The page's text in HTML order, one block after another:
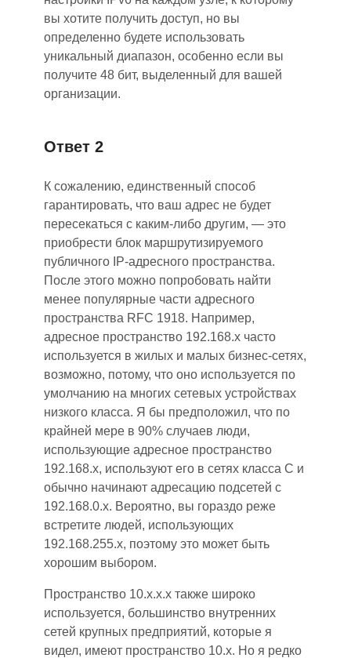
вы хотите получить доступ, но вы
определенно будете использовать
уникальный диапазон, особенно если вы
получите 48 бит, выделенный для вашей
организации.
Ответ 2
К сожалению, единственный способ
гарантировать, что ваш адрес не будет
пересекаться с каким-либо другим, — это
приобрести блок маршрутизируемого
публичного IP-адресного пространства.
После этого можно попробовать найти
менее популярные части адресного
пространства RFC 1918. Например,
адресное пространство 192.168.x часто
используется в жилых и малых бизнес-сетях,
возможно, потому, что оно используется по
умолчанию на многих сетевых устройствах
низкого класса. Я бы предположил, что по
крайней мере в 90% случаев люди,
использующие адресное пространство
192.168.x, используют его в сетях класса C и
обычно начинают адресацию подсетей с
192.168.0.x. Вероятно, вы гораздо реже
встретите людей, использующих
192.168.255.x, поэтому это может быть
хорошим выбором.
Пространство 10.x.x.x также широко
используется, большинство внутренних
сетей крупных предприятий, которые я
видел, имеют пространство 10.x. Но я редко